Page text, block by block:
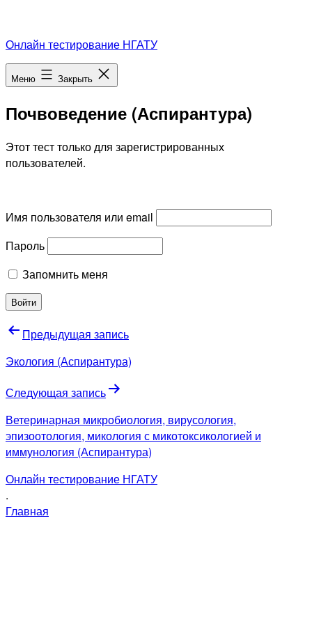
Перейти
к
содержимому
Онлайн тестирование НГАТУ
Меню Закрыть
Почвоведение (Аспирантура)
Этот тест только для зарегистрированных
пользователей.
Имя пользователя или email
Пароль
Запомнить меня
Навигация
по
Предыдущая запись
Экология (Аспирантура)
Следующая запись
Ветеринарная микробиология, вирусология,
эпизоотология, микология с микотоксикологией и
иммунология (Аспирантура)
Онлайн тестирование НГАТУ
.
Главная